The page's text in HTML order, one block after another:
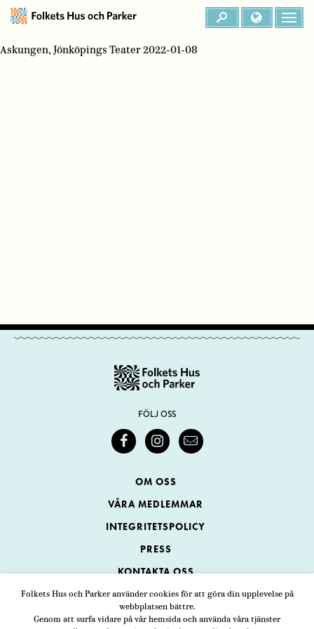
Folkets Hus och Parker använder cookies för att göra din upplevelse på
webbplatsen bättre.
Genom att surfa vidare på vår hemsida och använda våra tjänster
Askungen, Jönköpings Teater 2022-01-08
FÖLJ OSS
OM OSS
VÅRA MEDLEMMAR
INTEGRITETSPOLICY
PRESS
KONTAKTA OSS
Folkets Hus och Parker